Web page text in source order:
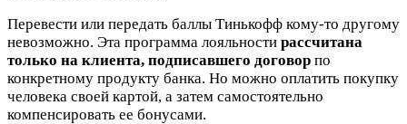
Перевести или передать баллы Тинькофф кому-то другому
невозможно. Эта программа лояльности рассчитана
только на клиента, подписавшего договор по
конкретному продукту банка. Но можно оплатить покупку
человека своей картой, а затем самостоятельно
компенсировать ее бонусами.